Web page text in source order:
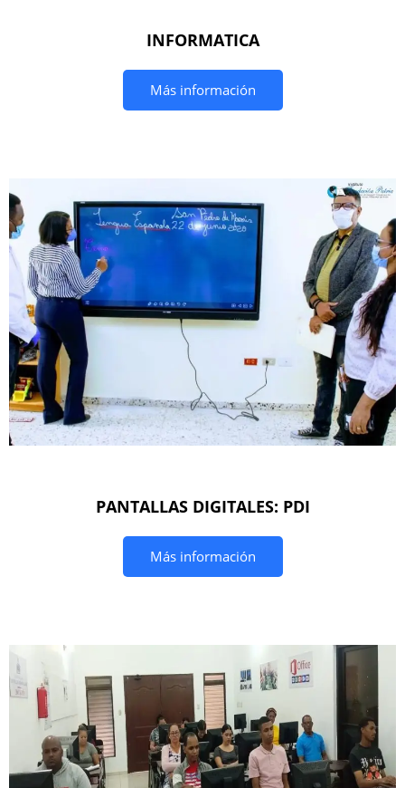
INFORMATICA
Más información
PANTALLAS DIGITALES: PDI
Más información